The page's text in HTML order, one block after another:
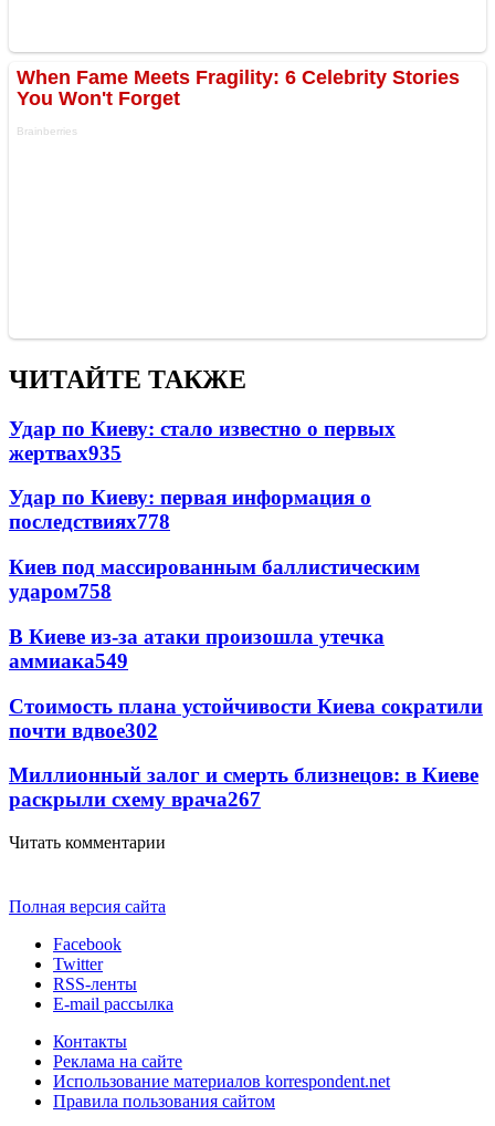
ЧИТАЙТЕ ТАКЖЕ
Удар по Киеву: стало известно о первых
жертвах935
Удар по Киеву: первая информация о
последствиях778
Киев под массированным баллистическим
ударом758
В Киеве из-за атаки произошла утечка
аммиака549
Стоимость плана устойчивости Киева сократили
почти вдвое302
Миллионный залог и смерть близнецов: в Киеве
раскрыли схему врача267
Читать комментарии
Полная версия сайта
Facebook
Twitter
RSS-ленты
E-mail рассылка
Контакты
Реклама на сайте
Использование материалов korrespondent.net
Правила пользования сайтом